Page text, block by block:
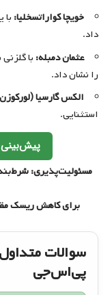
خویچا کواراتسخلیا:
داد.
عثمان دمبله: با
را نشان داد.
الکس گارسیا
استثنایی.
پیش‌بینی
مسئولیت‌پذیری:
برای کاهش ریسک
سوالات
پی‌اس‌جی